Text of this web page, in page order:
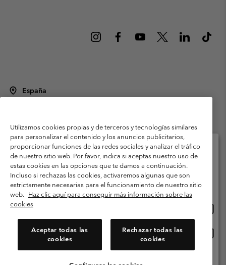
España
Condiciones de uso
Terminos de Venta
Garantía
Política de Privacidad
Términos y condiciones del programa de miembros
Términos De Uso Del Contenido Generado Por Los Usuarios
Impressum
Cookies Public CBCR
Servicio al cliente: Lu. - Vi. de 9:00 a 13:00 y de 14:00 a 18:00
Utilizamos cookies propias y de terceros y tecnologías similares
para personalizar el contenido y los anuncios publicitarios,
proporcionar funciones de las redes sociales y analizar el tráfico
de nuestro sitio web. Por favor, indica si aceptas nuestro uso de
estas cookies en las opciones que te damos a continuación.
Incluso si rechazas las cookies, activaremos algunas que son
estrictamente necesarias para el funcionamiento de nuestro sitio
web. Haz clic aquí para conseguir más información sobre las
cookies
Aceptar todas las
cookies
Rechazar todas las
cookies
Selecciona tu país e idioma envío
Compras en línea disponibles
línea
España
Ver Todos Los Países